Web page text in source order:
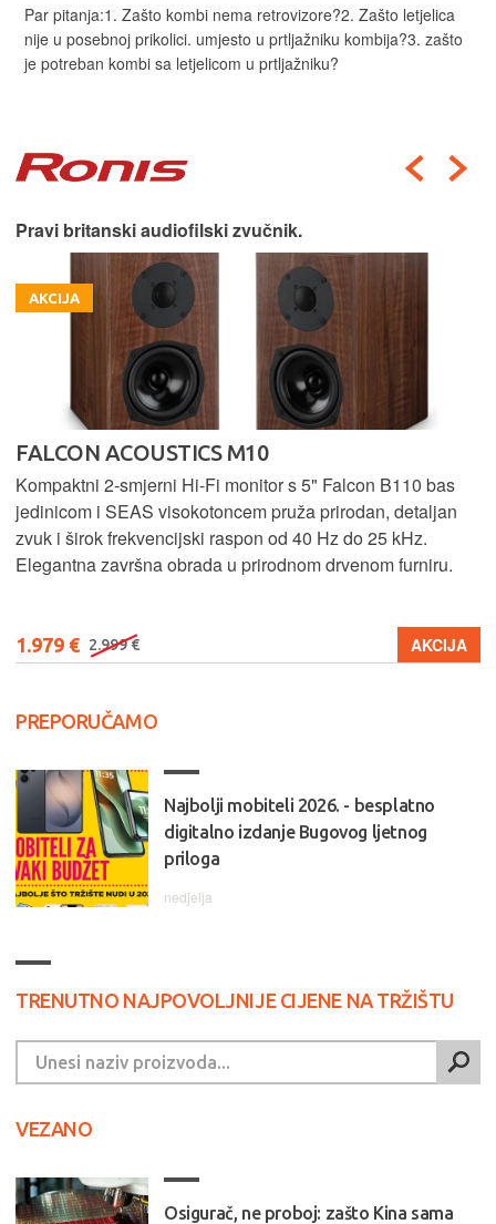
Par pitanja:1. Zašto kombi nema retrovizore?2. Zašto letjelica
nije u posebnoj prikolici. umjesto u prtljažniku kombija?3. zašto
je potreban kombi sa letjelicom u prtljažniku?
Pravi britanski audiofilski zvučnik.
AKCIJA
FALCON ACOUSTICS M10
Kompaktni 2-smjerni Hi-Fi monitor s 5" Falcon B110 bas
jedinicom i SEAS visokotoncem pruža prirodan, detaljan
zvuk i širok frekvencijski raspon od 40 Hz do 25 kHz.
Elegantna završna obrada u prirodnom drvenom furniru.
1.979 € 2.999 € AKCIJA
PREPORUČAMO
Najbolji mobiteli 2026. - besplatno
digitalno izdanje Bugovog ljetnog
priloga
nedjelja
TRENUTNO NAJPOVOLJNIJE CIJENE NA TRŽIŠTU
VEZANO
Osigurač, ne proboj: zašto Kina sama